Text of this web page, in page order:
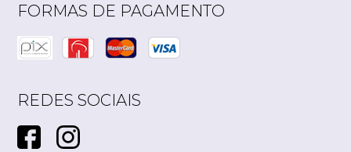
FORMAS DE PAGAMENTO
REDES SOCIAIS